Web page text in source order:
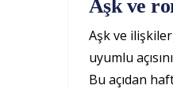
Aşk ve
Aşk ve
uyumlu
Bu açıdan